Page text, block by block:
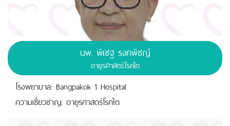
นพ. พิเชฐ รงคพิชญ์
อายุรศาสตร์โรคไต
โรงพยาบาล: Bangpakok 1 Hospital
ความเชี่ยวชาญ: อายุรศาสตร์โรคไต